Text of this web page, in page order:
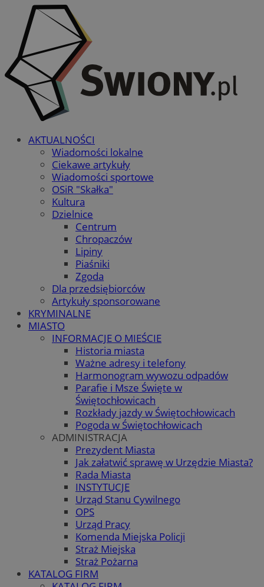
AKTUALNOŚCI
Wiadomości lokalne
Ciekawe artykuły
Wiadomości sportowe
OSiR "Skałka"
Kultura
Dzielnice
Centrum
Chropaczów
Lipiny
Piaśniki
Zgoda
Dla przedsiębiorców
Artykuły sponsorowane
KRYMINALNE
MIASTO
INFORMACJE O MIEŚCIE
Historia miasta
Ważne adresy i telefony
Harmonogram wywozu odpadów
Parafie i Msze Święte w
Świętochłowicach
Rozkłady jazdy w Świętochłowicach
Pogoda w Świętochłowicach
ADMINISTRACJA
Prezydent Miasta
Jak załatwić sprawę w Urzędzie Miasta?
Rada Miasta
INSTYTUCJE
Urząd Stanu Cywilnego
OPS
Urząd Pracy
Komenda Miejska Policji
Straż Miejska
Straż Pożarna
KATALOG FIRM